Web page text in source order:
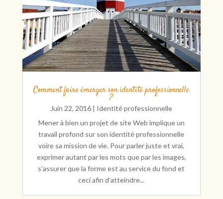
Comment faire émerger son identité professionnelle
?
Juin 22, 2016 | Identité professionnelle
Mener à bien un projet de site Web implique un
travail profond sur son identité professionnelle
voire sa mission de vie. Pour parler juste et vrai,
exprimer autant par les mots que par les images,
s’assurer que la forme est au service du fond et
ceci afin d’atteindre...